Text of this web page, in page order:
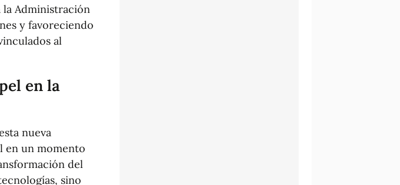
la Administración
y favoreciendo
al
en la
nueva
en un momento
del
sino